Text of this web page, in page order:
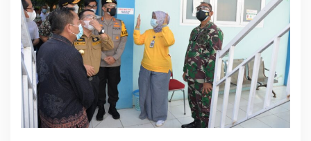
n
g
u
n
d
n